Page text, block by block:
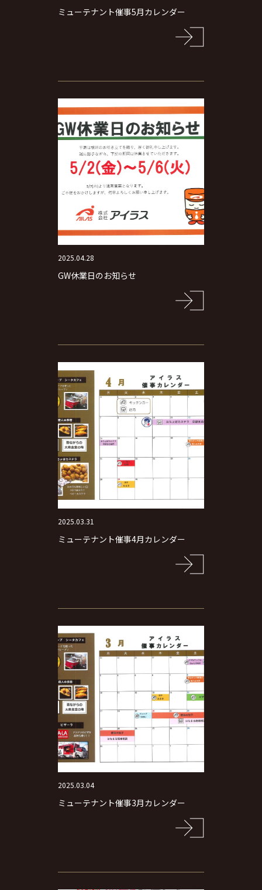
ミューテナント催事5月カレンダー
2025.04.28
GW休業日のお知らせ
2025.03.31
ミューテナント催事4月カレンダー
2025.03.04
ミューテナント催事3月カレンダー